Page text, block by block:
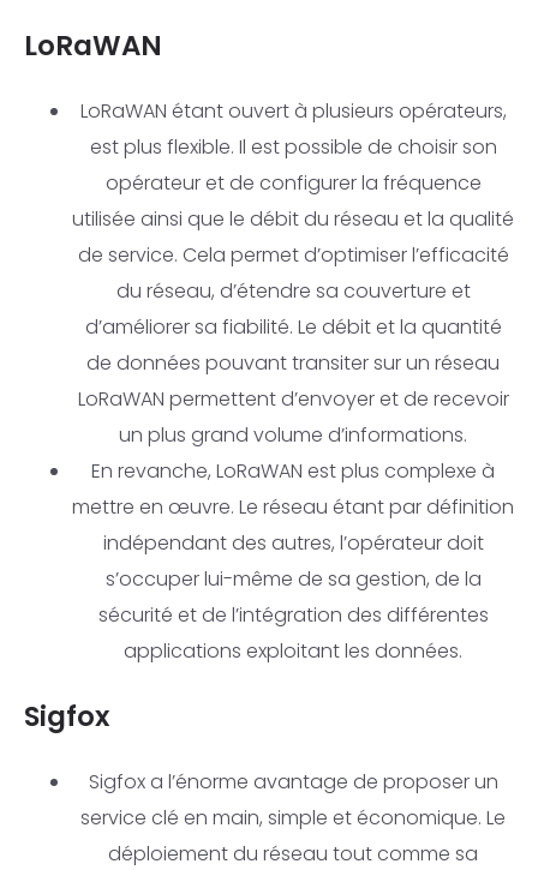
LoRaWAN
LoRaWAN étant ouvert à plusieurs opérateurs,
est plus flexible. Il est possible de choisir son
opérateur et de configurer la fréquence
utilisée ainsi que le débit du réseau et la qualité
de service. Cela permet d’optimiser l’efficacité
du réseau, d’étendre sa couverture et
d’améliorer sa fiabilité. Le débit et la quantité
de données pouvant transiter sur un réseau
LoRaWAN permettent d’envoyer et de recevoir
un plus grand volume d’informations.
En revanche, LoRaWAN est plus complexe à
mettre en œuvre. Le réseau étant par définition
indépendant des autres, l’opérateur doit
s’occuper lui-même de sa gestion, de la
sécurité et de l’intégration des différentes
applications exploitant les données.
Sigfox
Sigfox a l’énorme avantage de proposer un
service clé en main, simple et économique. Le
déploiement du réseau tout comme sa